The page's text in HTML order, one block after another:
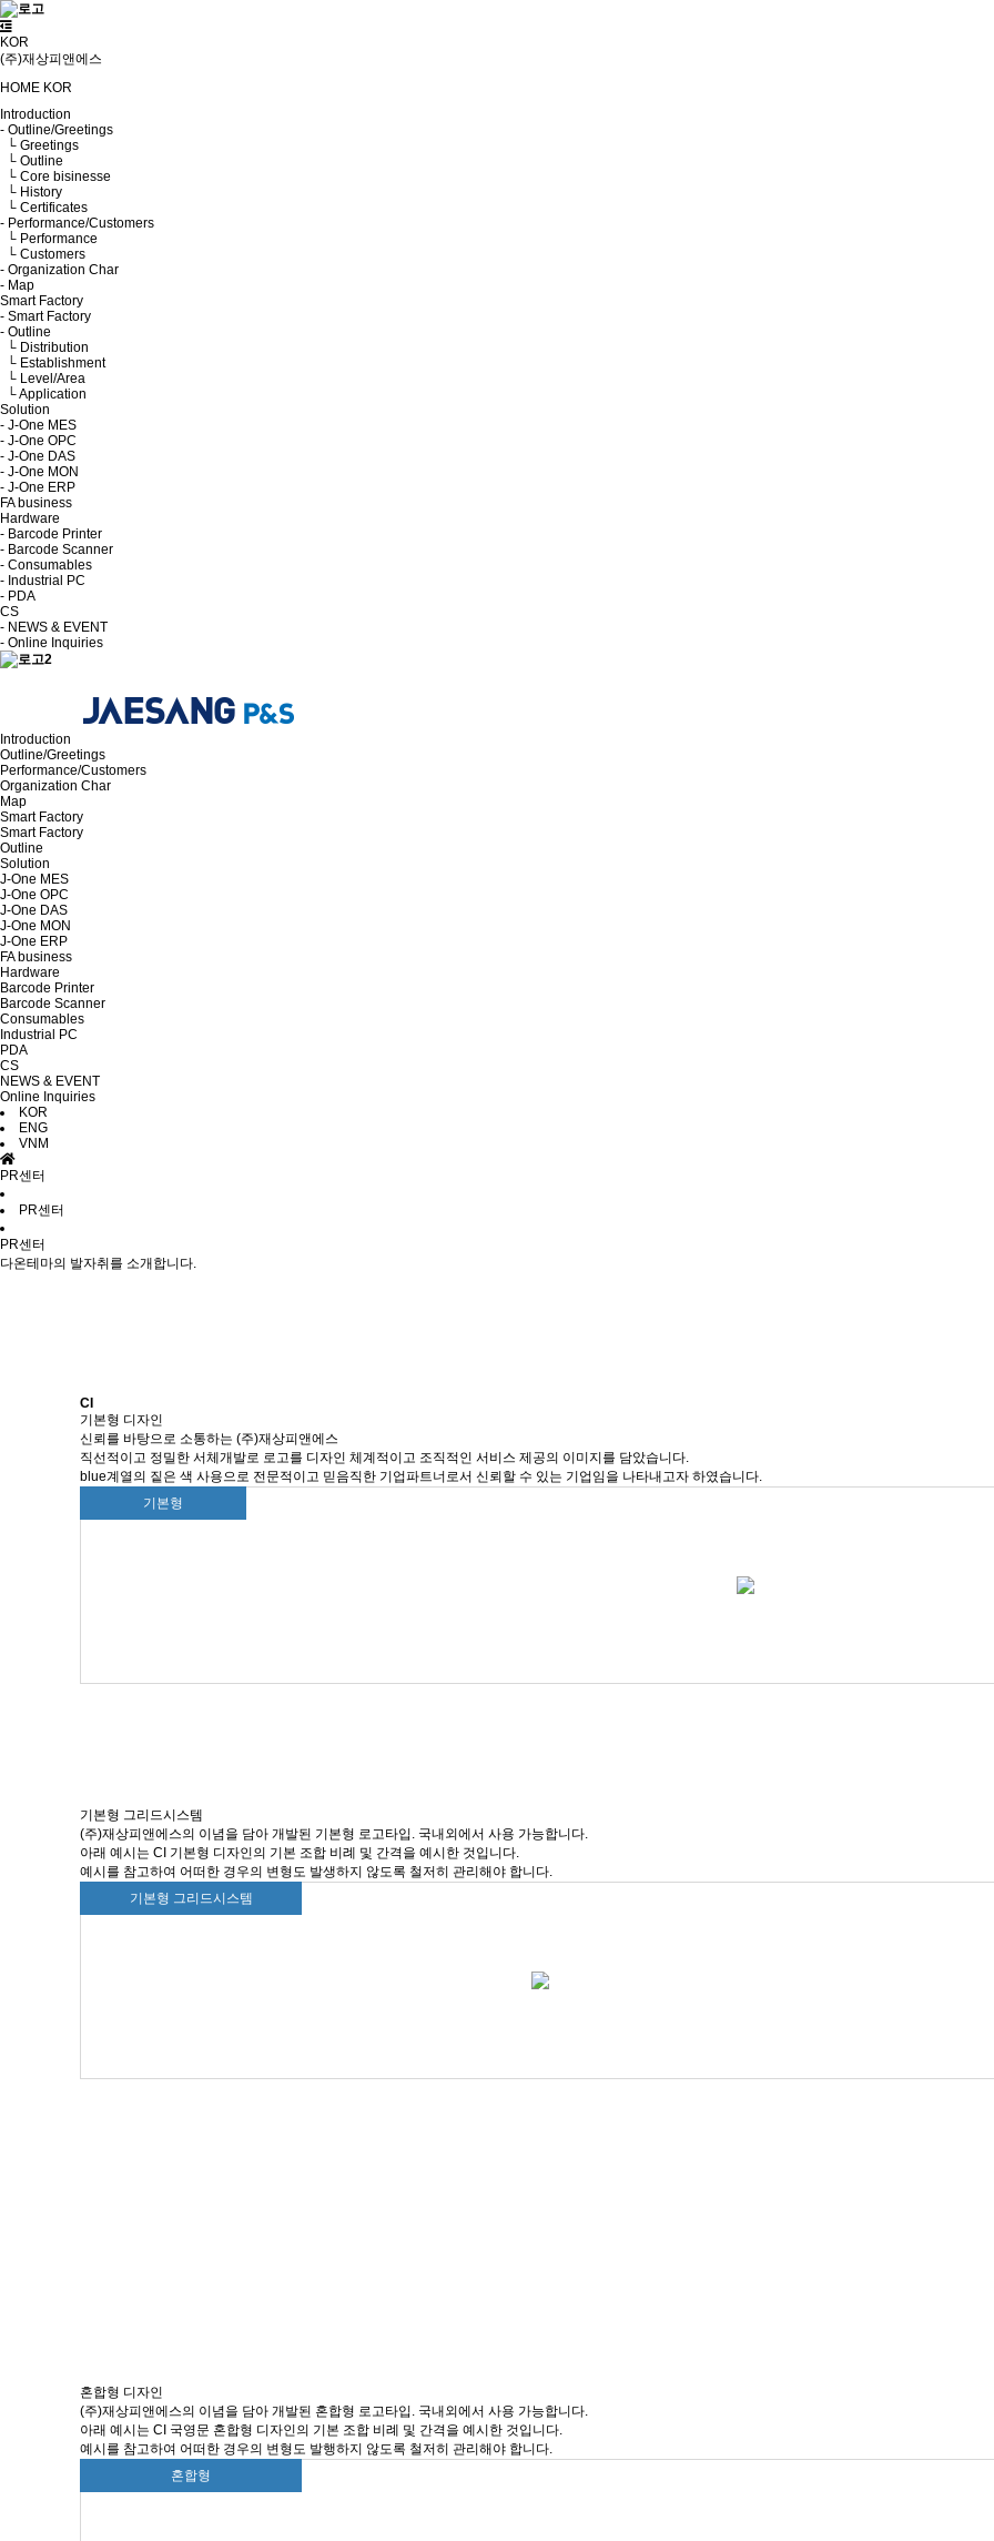
KOR
(주)재상피앤에스
HOME KOR
Introduction
- Outline/Greetings
└ Greetings
└ Outline
└ Core bisinesse
└ History
└ Certificates
- Performance/Customers
└ Performance
└ Customers
- Organization Char
- Map
Smart Factory
- Smart Factory
- Outline
└ Distribution
└ Establishment
└ Level/Area
└ Application
Solution
- J-One MES
- J-One OPC
- J-One DAS
- J-One MON
- J-One ERP
FA business
Hardware
- Barcode Printer
- Barcode Scanner
- Consumables
- Industrial PC
- PDA
CS
- NEWS & EVENT
- Online Inquiries
Introduction
Outline/Greetings
Performance/Customers
Organization Char
Map
Smart Factory
Smart Factory
Outline
Solution
J-One MES
J-One OPC
J-One DAS
J-One MON
J-One ERP
FA business
Hardware
Barcode Printer
Barcode Scanner
Consumables
Industrial PC
PDA
CS
NEWS & EVENT
Online Inquiries
KOR
ENG
VNM
PR센터
PR센터
PR센터
다온테마의 발자취를 소개합니다.
CI
기본형 디자인
신뢰를 바탕으로 소통하는 (주)재상피앤에스
직선적이고 정밀한 서체개발로 로고를 디자인 체계적이고 조직적인 서비스 제공의 이미지를 담았습니다.
blue계열의 짙은 색 사용으로 전문적이고 믿음직한 기업파트너로서 신뢰할 수 있는 기업임을 나타내고자 하였습니다.
기본형
기본형 그리드시스템
(주)재상피앤에스의 이념을 담아 개발된 기본형 로고타입. 국내외에서 사용 가능합니다.
아래 예시는 CI 기본형 디자인의 기본 조합 비례 및 간격을 예시한 것입니다.
예시를 참고하여 어떠한 경우의 변형도 발생하지 않도록 철저히 관리해야 합니다.
기본형 그리드시스템
혼합형 디자인
(주)재상피앤에스의 이념을 담아 개발된 혼합형 로고타입. 국내외에서 사용 가능합니다.
아래 예시는 CI 국영문 혼합형 디자인의 기본 조합 비례 및 간격을 예시한 것입니다.
예시를 참고하여 어떠한 경우의 변형도 발행하지 않도록 철저히 관리해야 합니다.
혼합형